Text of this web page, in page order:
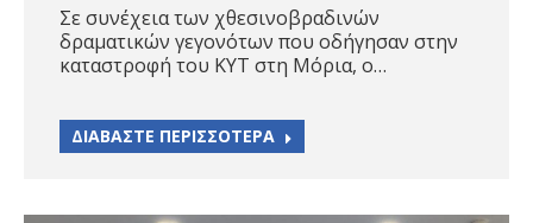
Σε συνέχεια των χθεσινοβραδινών
δραματικών γεγονότων που οδήγησαν στην
καταστροφή του ΚΥΤ στη Μόρια, ο…
ΔΙΑΒΑΣΤΕ ΠΕΡΙΣΣΟΤΕΡΑ